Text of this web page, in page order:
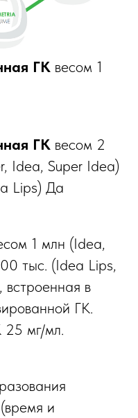
ГК весом 1
ГК весом 2
Idea, Super Idea)
Lips) Да
1 млн (Idea,
тыс. (Idea Lips,
в
ГК.
25 мг/мл.
и